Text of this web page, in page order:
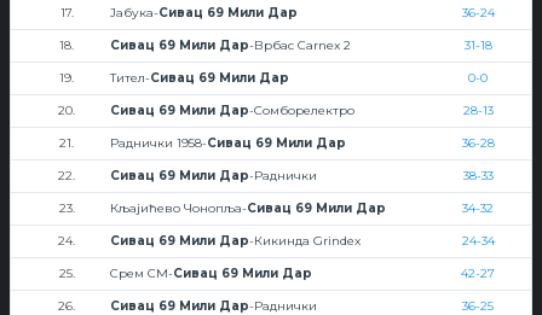
17. Јабука-Сивац 69 Мили Дар 36-24
18. Сивац 69 Мили Дар-Врбас Carnex 2 31-18
19. Тител-Сивац 69 Мили Дар 0-0
20. Сивац 69 Мили Дар-Сомборелектро 28-13
21. Раднички 1958-Сивац 69 Мили Дар 36-28
22. Сивац 69 Мили Дар-Раднички 38-33
23. Кљајићево Чонопља-Сивац 69 Мили Дар 34-32
24. Сивац 69 Мили Дар-Кикинда Grindex 24-34
25. Срем СМ-Сивац 69 Мили Дар 42-27
26. Сивац 69 Мили Дар-Раднички 36-25